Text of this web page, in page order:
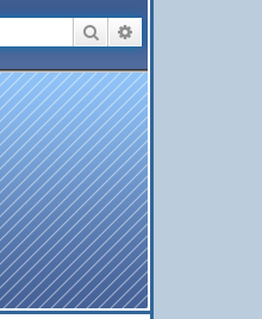
Rechercher